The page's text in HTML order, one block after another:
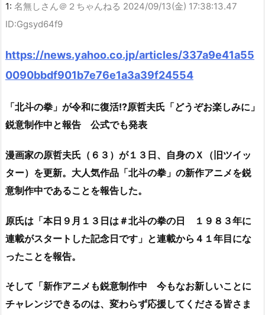
1: 名無しさん＠２ちゃんねる 2024/09/13(金) 17:38:13.47
ID:Ggsyd64f9
https://news.yahoo.co.jp/articles/337a9e41a55
0090bbdf901b7e76e1a3a39f24554
「北斗の拳」が令和に復活!?原哲夫氏「どうぞお楽しみに」
鋭意制作中と報告 公式でも発表
漫画家の原哲夫氏（６３）が１３日、自身のＸ（旧ツイッ
ター）を更新。大人気作品「北斗の拳」の新作アニメを鋭
意制作中であることを報告した。
原氏は「本日９月１３日は＃北斗の拳の日 １９８３年に
連載がスタートした記念日です」と連載から４１年目にな
ったことを報告。
そして「新作アニメも鋭意制作中 今もなお新しいことに
チャレンジできるのは、変わらず応援してくださる皆さま